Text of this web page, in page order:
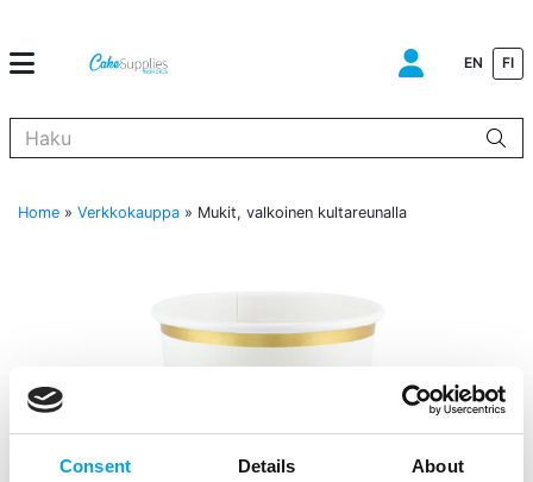
Consent Details About
EN FI
Home » Verkkokauppa » Mukit, valkoinen kultareunalla